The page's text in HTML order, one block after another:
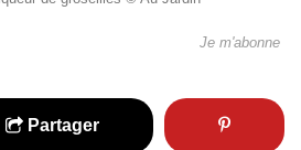
Je m'abonne
Partager